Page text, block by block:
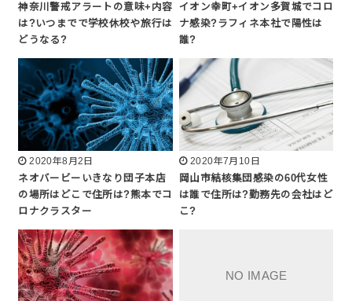
神奈川警戒アラートの意味+内容
は?いつまでで学校休校や旅行は
どうなる?
イオン幸町+イオン多賀城でコロ
ナ感染?ラフィネ本社で陽性は
誰?
2020年8月2日
ネオバービーいきなり団子本店
の場所はどこで住所は?熊本でコ
ロナクラスター
2020年7月10日
岡山市結核集団感染の60代女性
は誰で住所は?勤務先の会社はど
こ?